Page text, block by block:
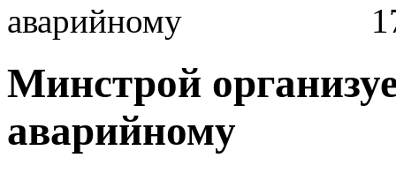
Минстрой
аварийному